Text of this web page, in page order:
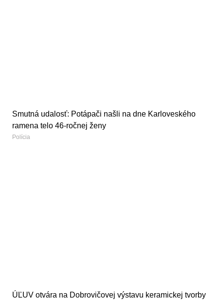
Smutná udalosť: Potápači našli na dne Karloveského
ramena telo 46-ročnej ženy
Polícia
ÚĽUV otvára na Dobrovičovej výstavu keramickej tvorby